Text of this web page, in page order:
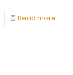
Read more